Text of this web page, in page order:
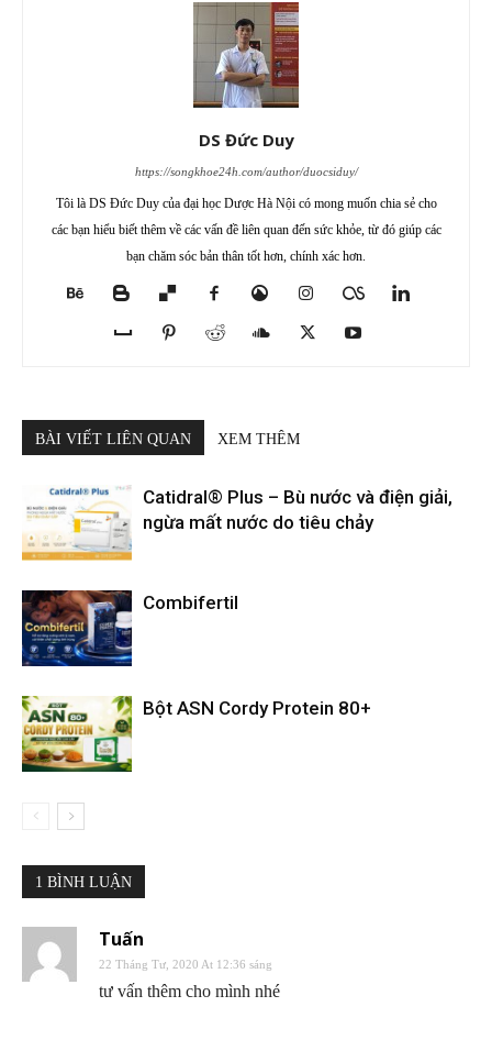
DS Đức Duy
https://songkhoe24h.com/author/duocsiduy/
Tôi là DS Đức Duy của đại học Dược Hà Nội có mong muốn chia sẻ cho
các bạn hiểu biết thêm về các vấn đề liên quan đến sức khỏe, từ đó giúp các
bạn chăm sóc bản thân tốt hơn, chính xác hơn.
BÀI VIẾT LIÊN QUAN XEM THÊM
Catidral® Plus – Bù nước và điện giải,
ngừa mất nước do tiêu chảy
Combifertil
Bột ASN Cordy Protein 80+
1 BÌNH LUẬN
Tuấn
22 Tháng Tư, 2020 At 12:36 sáng
tư vấn thêm cho mình nhé